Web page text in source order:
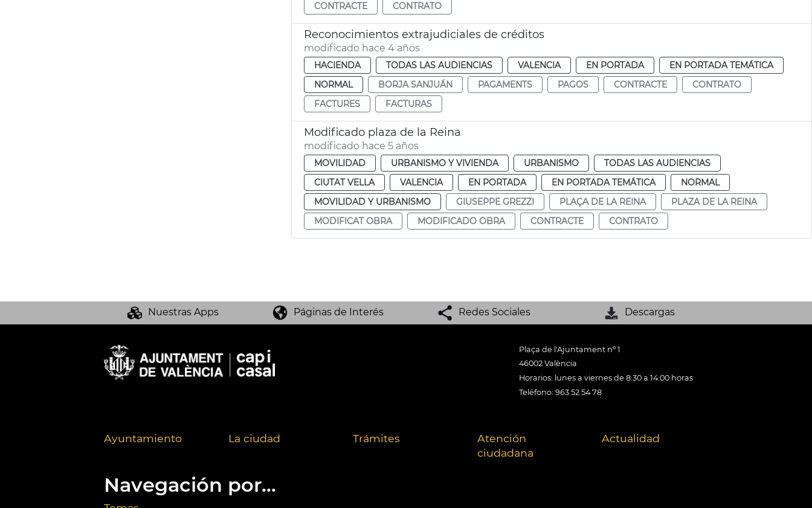
CONTRACTE
CONTRATO
Reconocimientos extrajudiciales de créditos
modificado hace 4 años
HACIENDA TODAS LAS AUDIENCIAS VALENCIA EN PORTADA
EN PORTADA TEMÁTICA
NORMAL
BORJA SANJUÁN PAGAMENTS PAGOS CONTRACTE
CONTRATO
FACTURES
FACTURAS
Modificado plaza de la Reina
modificado hace 5 años
MOVILIDAD URBANISMO Y VIVIENDA URBANISMO
TODAS LAS AUDIENCIAS
CIUTAT VELLA
VALENCIA EN PORTADA EN PORTADA TEMÁTICA
NORMAL
MOVILIDAD Y URBANISMO
GIUSEPPE GREZZI PLAÇA DE LA REINA
PLAZA DE LA REINA
MODIFICAT OBRA
MODIFICADO OBRA CONTRACTE CONTRATO
Nuestras Apps Páginas de Interés Redes Sociales Descargas
Plaça de l'Ajuntament nº 1
46002 València
Horarios: lunes a viernes de 8:30 a 14:00 horas
Teléfono: 963 52 54 78
Ayuntamiento La ciudad Trámites
Atención
ciudadana
Actualidad
Navegación por...